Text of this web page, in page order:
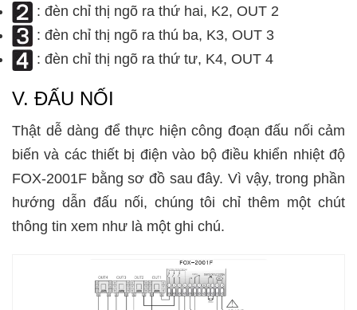
: đèn chỉ thị ngõ ra thứ hai, K2, OUT 2
: đèn chỉ thị ngõ ra thú ba, K3, OUT 3
: đèn chỉ thị ngõ ra thứ tư, K4, OUT 4
V. ĐẤU NỐI
Thật dễ dàng để thực hiện công đoạn đấu nối cảm
biến và các thiết bị điện vào bộ điều khiển nhiệt độ
FOX-2001F bằng sơ đồ sau đây. Vì vậy, trong phần
hướng dẫn đấu nối, chúng tôi chỉ thêm một chút
thông tin xem như là một ghi chú.